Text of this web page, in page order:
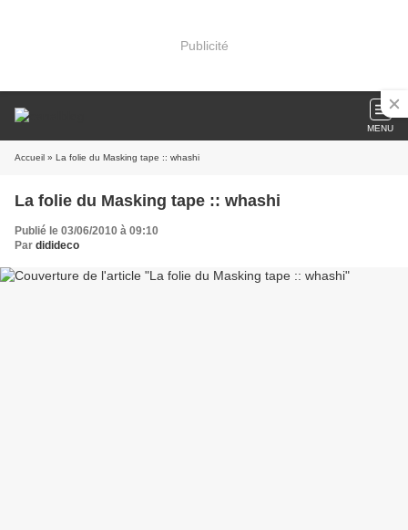
Publicité
MENU
Accueil » La folie du Masking tape :: whashi
La folie du Masking tape :: whashi
Publié le 03/06/2010 à 09:10
Par didideco